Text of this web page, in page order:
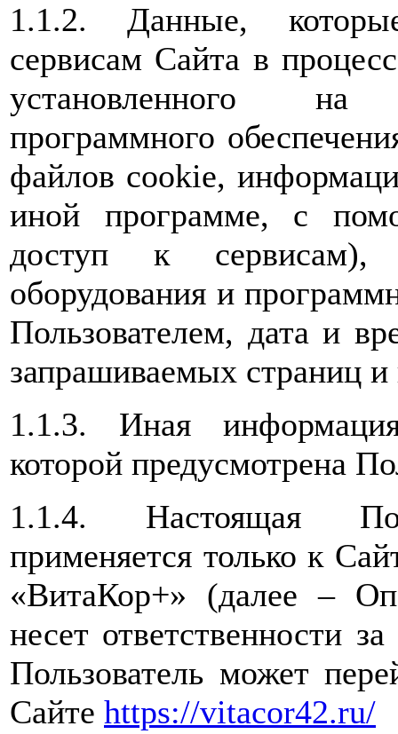
1.1.2. Данные,
сервисам Сайта в
установленного на
программного
файлов cookie,
иной программе, с
доступ к сервисам),
оборудования и
Пользователем, дата и
запрашиваемых страниц
1.1.3. Иная
которой предусмотрена
1.1.4. Настоящая
применяется только к
«ВитаКор+» (далее –
несет ответственности
Пользователь может
Сайте https://vitacor42.ru/